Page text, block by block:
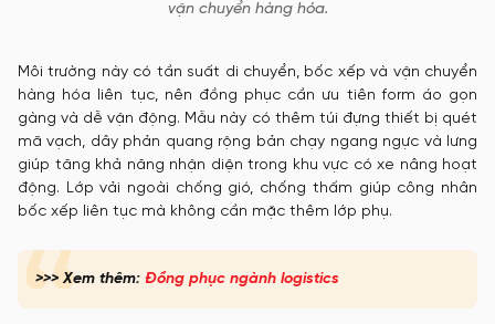
vận chuyển hàng hóa.
Môi trường này có tần suất di chuyển, bốc xếp và vận chuyển
hàng hóa liên tục, nên đồng phục cần ưu tiên form áo gọn
gàng và dễ vận động. Mẫu này có thêm túi đựng thiết bị quét
mã vạch, dây phản quang rộng bản chạy ngang ngực và lưng
giúp tăng khả năng nhận diện trong khu vực có xe nâng hoạt
động. Lớp vải ngoài chống gió, chống thấm giúp công nhân
bốc xếp liên tục mà không cần mặc thêm lớp phụ.
>>> Xem thêm: Đồng phục ngành logistics